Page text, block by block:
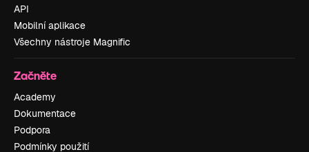
API
Mobilní aplikace
Všechny nástroje Magnific
Začněte
Academy
Dokumentace
Podpora
Podmínky použití